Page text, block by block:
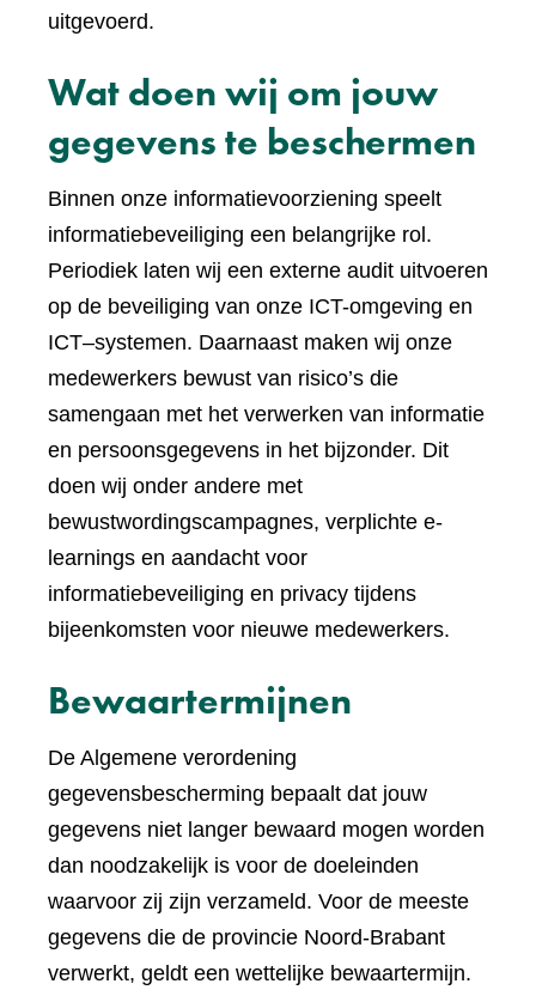
uitgevoerd.
Wat doen wij om jouw
gegevens te beschermen
Binnen onze informatievoorziening speelt
informatiebeveiliging een belangrijke rol.
Periodiek laten wij een externe audit uitvoeren
op de beveiliging van onze ICT-omgeving en
ICT–systemen. Daarnaast maken wij onze
medewerkers bewust van risico’s die
samengaan met het verwerken van informatie
en persoonsgegevens in het bijzonder. Dit
doen wij onder andere met
bewustwordingscampagnes, verplichte e-
learnings en aandacht voor
informatiebeveiliging en privacy tijdens
bijeenkomsten voor nieuwe medewerkers.
Bewaartermijnen
De Algemene verordening
gegevensbescherming bepaalt dat jouw
gegevens niet langer bewaard mogen worden
dan noodzakelijk is voor de doeleinden
waarvoor zij zijn verzameld. Voor de meeste
gegevens die de provincie Noord-Brabant
verwerkt, geldt een wettelijke bewaartermijn.